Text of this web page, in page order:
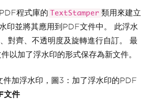
程式庫的 TextStamper 類用來建立
印並將其應用到PDF文件中。 此浮水
對齊、不透明度及旋轉進行自訂。 最
以加了浮水印的形式保存為新文件。
加浮水印，圖3：加了浮水印的PDF
文件